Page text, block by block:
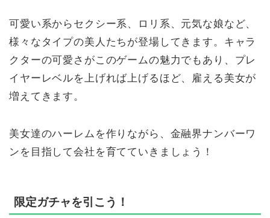
可愛い系からセクシー系、ロリ系、元気な娘など、
様々なタイプの美人たちが登場してきます。キャラ
クターの可愛さがこのゲームの魅力でもあり、プレ
イヤーレベルを上げれば上げるほど、雇える美女が
増えてきます。
美女達のハーレムを作りながら、金融界ナンバーワ
ンを目指して会社を育てていきましょう！
限定ガチャを引こう！